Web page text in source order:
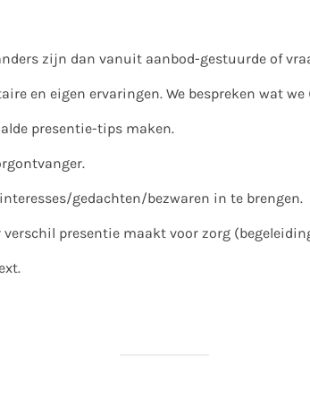
zijn dan vanuit aanbod-gestuurde of
en eigen ervaringen. We bespreken wat
presentie-tips maken.
gedachten/bezwaren in te brengen.
presentie maakt voor zorg